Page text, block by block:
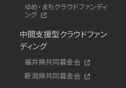
ゆめ・まちクラウドファンディ
ング
中間支援型クラウドファン
ディング
福井県共同募金会
新潟県共同募金会